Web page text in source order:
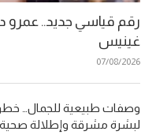
رقم قياسي جديد.. عمرو
غينيس
07/08/2026
وصفات طبيعية للجمال…
لبشرة مشرقة وإطلالة صحية